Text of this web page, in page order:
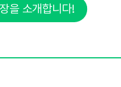
을 소개합니다!